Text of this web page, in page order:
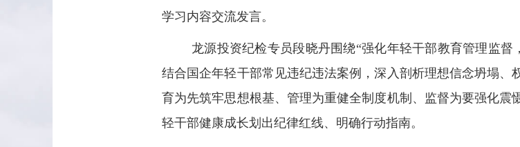
学习内容交流发言。
龙源投资纪检专员段晓丹围绕“强化年轻干部教育管理监督
结合国企年轻干部常见违纪违法案例，深入剖析理想信念坍塌、
育为先筑牢思想根基、管理为重健全制度机制、监督为要强化震
轻干部健康成长划出纪律红线、明确行动指南。